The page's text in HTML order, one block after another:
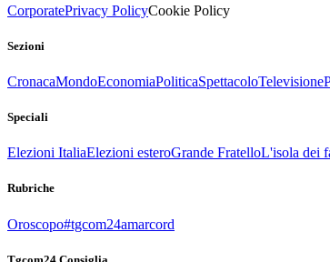
CorporatePrivacy PolicyCookie Policy
Sezioni
CronacaMondoEconomiaPoliticaSpettacoloTelevisione
Speciali
Elezioni ItaliaElezioni esteroGrande FratelloL'isola dei
Rubriche
Oroscopo#tgcom24amarcord